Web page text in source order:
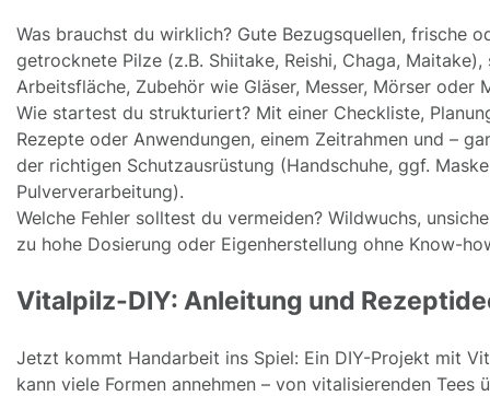
Was brauchst du wirklich? Gute Bezugsquellen, frische
getrocknete Pilze (z.B. Shiitake, Reishi, Chaga, Maitake),
Arbeitsfläche, Zubehör wie Gläser, Messer, Mörser oder
Wie startest du strukturiert? Mit einer Checkliste,
Rezepte oder Anwendungen, einem Zeitrahmen und –
der richtigen Schutzausrüstung (Handschuhe, ggf.
Pulververarbeitung).
Welche Fehler solltest du vermeiden? Wildwuchs,
zu hohe Dosierung oder Eigenherstellung ohne Know-
Vitalpilz-DIY: Anleitung und
Jetzt kommt Handarbeit ins Spiel: Ein DIY-Projekt mit
kann viele Formen annehmen – von vitalisierenden Tees